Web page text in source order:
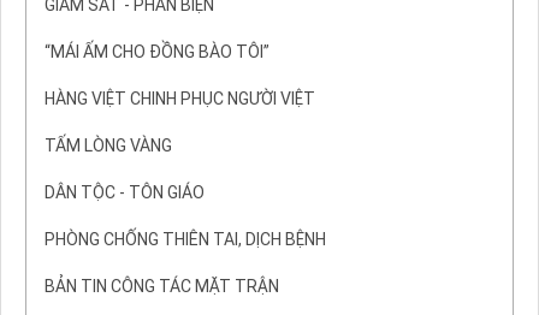
GIÁM SÁT - PHẢN BIỆN
“MÁI ẤM CHO ĐỒNG BÀO TÔI”
HÀNG VIỆT CHINH PHỤC NGƯỜI VIỆT
TẤM LÒNG VÀNG
DÂN TỘC - TÔN GIÁO
PHÒNG CHỐNG THIÊN TAI, DỊCH BỆNH
BẢN TIN CÔNG TÁC MẶT TRẬN